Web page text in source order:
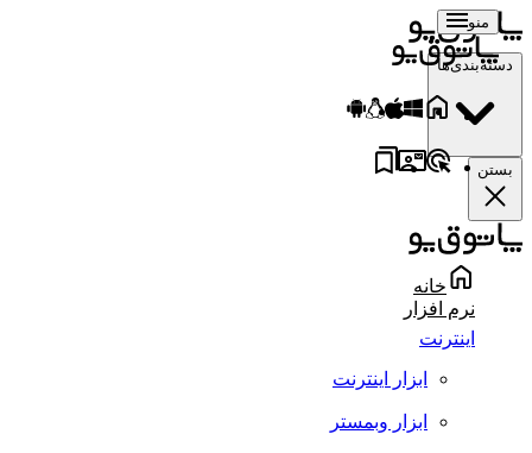
منو
دسته‌بندی‌ها
بستن
خانه
نرم افزار
اینترنت
ابزار اینترنت
ابزار وبمستر